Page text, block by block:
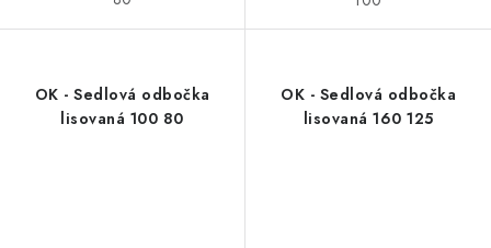
OK - Sedlová odbočka
lisovaná 100 80
OK - Sedlová odbočka
lisovaná 160 125